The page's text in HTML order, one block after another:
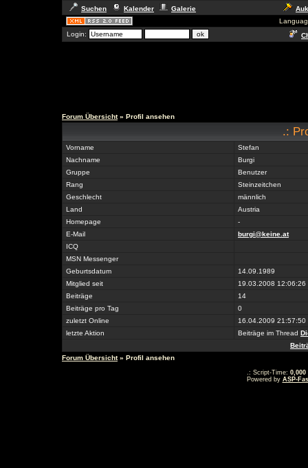
Suchen Kalender Galerie
Login:
Forum Übersicht» Profil ansehen
.:
Vorname
Stefan
Nachname
Burgi
Gruppe
Benutzer
Rang
Steinzeitchen
Geschlecht
männlich
Land
Austria
Homepage
-
E-Mail
burgi@keine.at
ICQ
MSN Messenger
Geburtsdatum
14.09.1989
Mitglied seit
19.03.2008 12:06:26
Beiträge
14
Beiträge pro Tag
0
zuletzt Online
16.04.2009 21:57:50
letzte Aktion
Beiträge im Thread
Forum Übersicht» Profil ansehen
.: Script-Time: 0,000
Powered by ASP-